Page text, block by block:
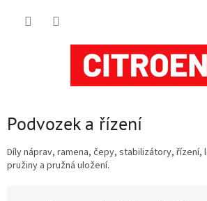
Podvozek a řízení
Díly náprav, ramena, čepy, stabilizátory, řízení,
pružiny a pružná uložení.